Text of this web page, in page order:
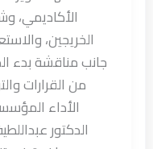
الأكاديمي،
الخريجين،
جانب مناقشة بدء
من القرارات
الأداء
الدكتور